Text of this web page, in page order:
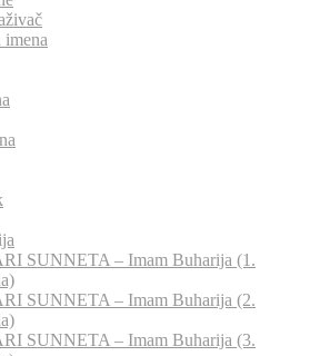
SUNNETA – Imam Buharija (1.
SUNNETA – Imam Buharija (2.
SUNNETA – Imam Buharija (3.